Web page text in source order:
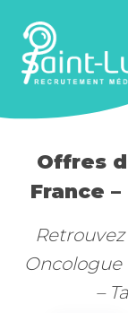
Offres
France
–